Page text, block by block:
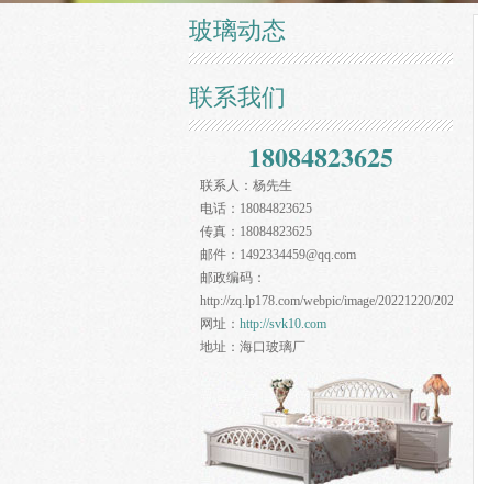
玻璃动态
联系我们
18084823625
联系人： 杨先生
电话： 18084823625
传真： 18084823625
邮件： 1492334459@qq.com
邮政编码：
http://zq.lp178.com/webpic/image/20221220/
网址： http://svk10.com
地址： 海口玻璃厂